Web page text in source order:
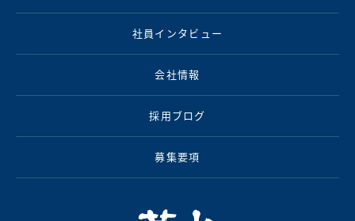
社員インタビュー
会社情報
採用ブログ
募集要項